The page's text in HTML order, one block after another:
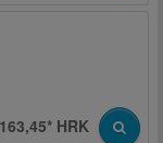
HRK